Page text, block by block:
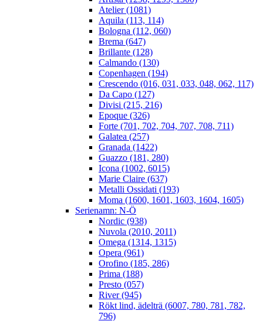
Atelier (1081)
Aquila (113, 114)
Bologna (112, 060)
Brema (647)
Brillante (128)
Calmando (130)
Copenhagen (194)
Crescendo (016, 031, 033, 048, 062, 117)
Da Capo (127)
Divisi (215, 216)
Epoque (326)
Forte (701, 702, 704, 707, 708, 711)
Galatea (257)
Granada (1422)
Guazzo (181, 280)
Icona (1002, 6015)
Marie Claire (637)
Metalli Ossidati (193)
Moma (1600, 1601, 1603, 1604, 1605)
Serienamn: N-Ö
Nordic (938)
Nuvola (2010, 2011)
Omega (1314, 1315)
Opera (961)
Orofino (185, 286)
Prima (188)
Presto (057)
River (945)
Rökt lind, ädelträ (6007, 780, 781, 782,
796)